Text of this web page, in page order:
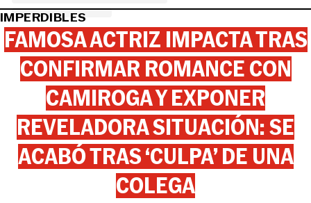
IMPERDIBLES
FAMOSA ACTRIZ IMPACTA TRAS
CONFIRMAR ROMANCE CON
CAMIROGA Y EXPONER
REVELADORA SITUACIÓN: SE
ACABÓ TRAS ‘CULPA’ DE UNA
COLEGA